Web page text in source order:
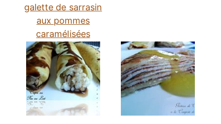
galette de sarrasin
aux pommes
caramélisées